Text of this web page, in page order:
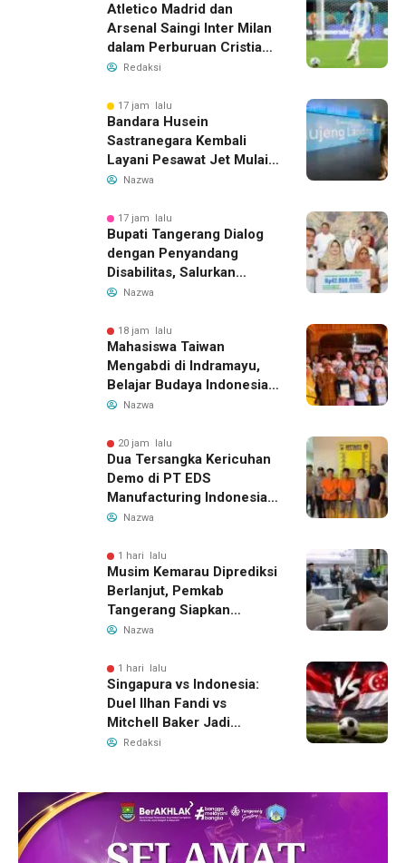
Atletico Madrid dan
Arsenal Saingi Inter Milan
dalam Perburuan Cristian
Romero, Transfer Bek
Redaksi
17 jam lalu
Bandara Husein
Sastranegara Kembali
Layani Pesawat Jet Mulai
14 Agustus 2026, Garuda
Bandung-Denpasar
Nazwa
17 jam lalu
Bupati Tangerang Dialog
dengan Penyandang
Disabilitas, Salurkan
Bantuan dan Tampung
Nazwa
18 jam lalu
Mahasiswa Taiwan
Mengabdi di Indramayu,
Belajar Budaya Indonesia
dan Edukasi Pekerja
Nazwa
20 jam lalu
Dua Tersangka Kericuhan
Demo di PT EDS
Manufacturing Indonesia
Ditahan, Polda Banten
Pengelolaan Limbah
Nazwa
1 hari lalu
Musim Kemarau Diprediksi
Berlanjut, Pemkab
Tangerang Siapkan
Langkah Antisipasi Krisis
Nazwa
1 hari lalu
Singapura vs Indonesia:
Duel Ilhan Fandi vs
Mitchell Baker Jadi
Sorotan di Piala AFF 2026
Redaksi